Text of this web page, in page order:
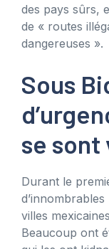
des pays sûrs,
de « routes
dangereuses ».
Sous
se sont
Durant le
villes
Beaucoup ont